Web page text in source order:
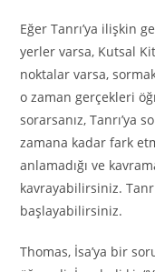
Eğer Tanrı’ya ilişkin
yerler varsa, Kutsal
noktalar varsa,
o zaman gerçekleri
sorarsanız, Tanrı’ya
zamana kadar fark
anlamadığı ve
kavrayabilirsiniz.
başlayabilirsiniz.
Thomas, İsa’ya bir